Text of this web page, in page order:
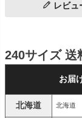
レビュ
240サイズ 送
お届
北海道 北海道